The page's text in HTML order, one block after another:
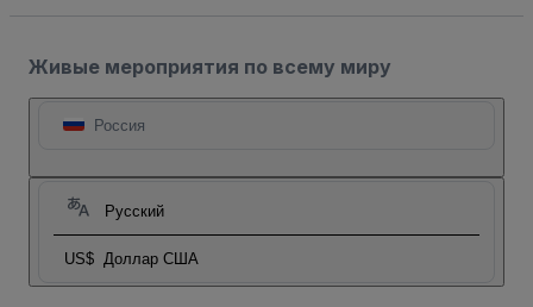
Живые мероприятия по всему миру
Россия
Русский
US$ Доллар США